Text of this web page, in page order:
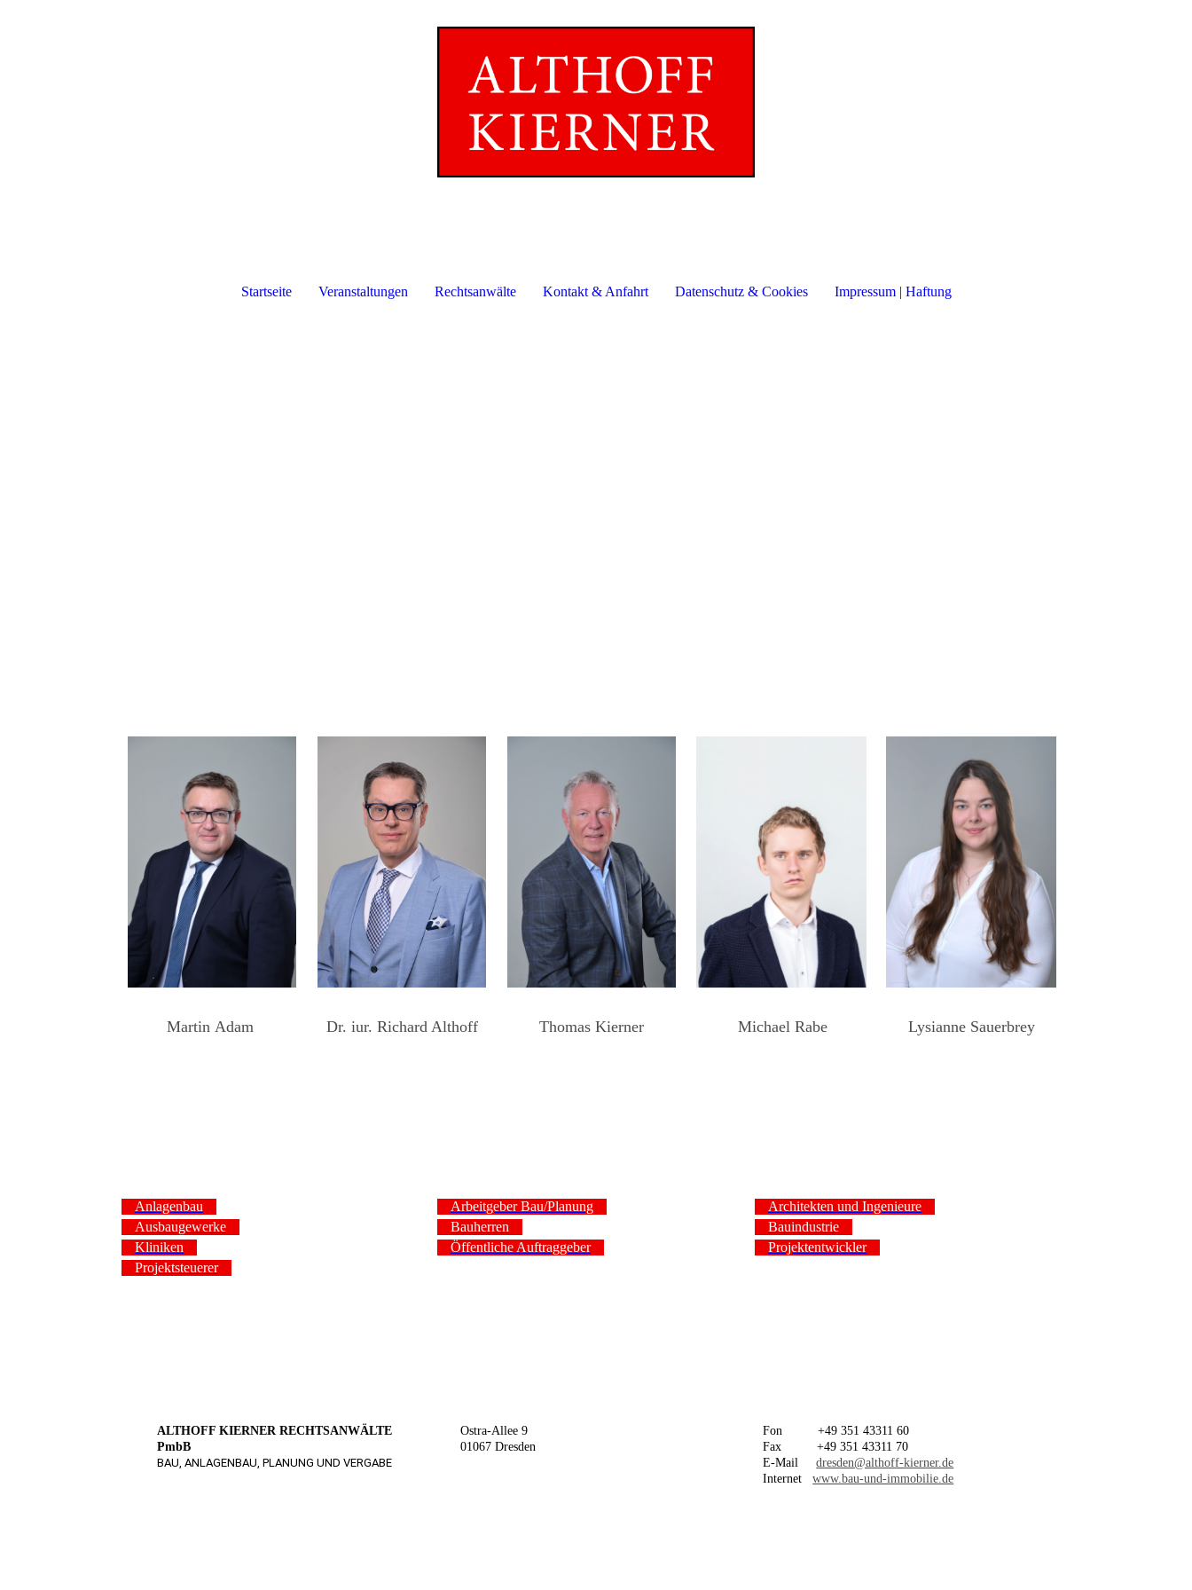
Startseite Veranstaltungen Rechtsanwälte Kontakt & Anfahrt Datenschutz & Cookies Impressum | Haftung
Martin Adam Dr. iur. Richard Althoff Thomas Kierner Michael Rabe Lysianne Sauerbrey
Anlagenbau
Ausbaugewerke
Kliniken
Projektsteuerer
Arbeitgeber Bau/Planung
Bauherren
Öffentliche Auftraggeber
Architekten und Ingenieure
Bauindustrie
Projektentwickler
ALTHOFF KIERNER RECHTSANWÄLTE
PmbB
BAU, ANLAGENBAU, PLANUNG UND VERGABE
Ostra-Allee 9
01067 Dresden
Fon +49 351 43311 60
Fax +49 351 43311 70
E-Maildresden@althoff-kierner.de
Internetwww.bau-und-immobilie.de